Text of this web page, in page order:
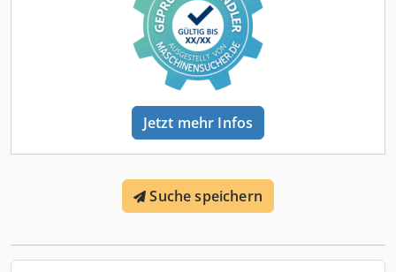
Jetzt mehr Infos
Suche speichern